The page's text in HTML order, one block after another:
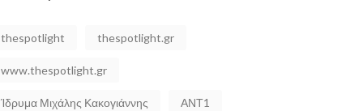
thespotlight thespotlight.gr
www.thespotlight.gr
Ίδρυμα Μιχάλης Κακογιάννης ΑΝΤ1